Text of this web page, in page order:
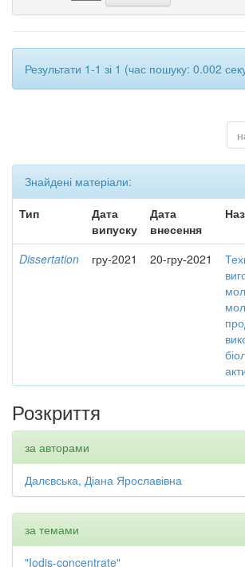
Результати 1-1 зі 1 (час пошуку: 0.002
Знайдені матеріали:
Тип
Дата
випуску
Дата
внесення
Dissertation гру-2021 20-гру-2021
Розкриття
за авторами
Далєвська, Діана Ярославівна
за темами
"Iodis-concentrate"